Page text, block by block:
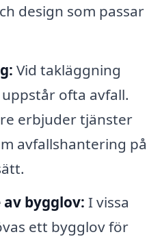
design som passar
Vid takläggning
ofta avfall.
erbjuder tjänster
avfallshantering på
bygglov: I vissa
ett bygglov för